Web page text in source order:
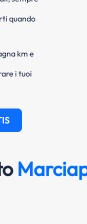
quando
km e
i tuoi